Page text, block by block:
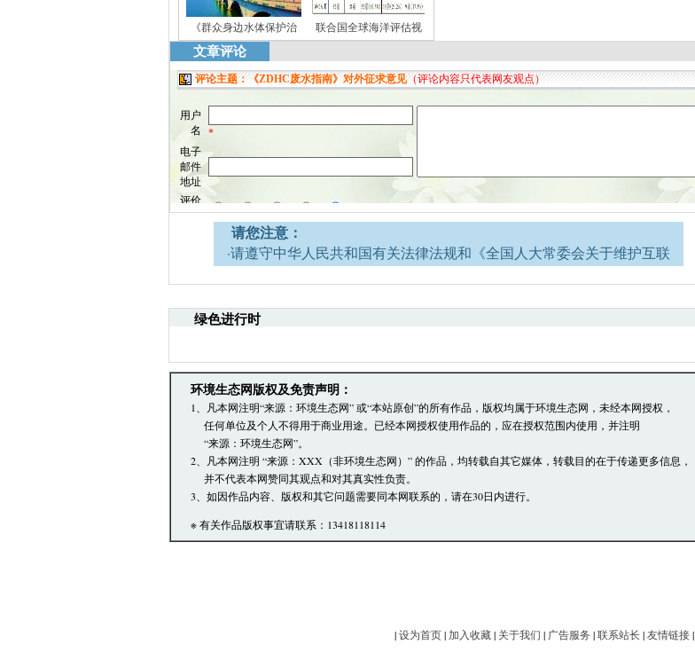
《群众身边水体保护治 联合国全球海洋评估视
文章评论
请您注意：
·请遵守中华人民共和国有关法律法规和《全国人大常委会关于维护互联
引起的法律责任。
·发表本评论即表明您已经阅读并接受上述条款，如您对管理有意见请向
文章跟帖管理员反映。
绿色进行时
环境生态网版权及免责声明：
1、凡本网注明“来源：环境生态网” 或“本站原创”的所有作品，版权均属于环境生态网，未经本网授权，
任何单位及个人不得用于商业用途。已经本网授权使用作品的，应在授权范围内使用，并注明
“来源：环境生态网”。
2、凡本网注明 “来源：XXX（非环境生态网）” 的作品，均转载自其它媒体，转载目的在于传递更多信息，
并不代表本网赞同其观点和对其真实性负责。
3、如因作品内容、版权和其它问题需要同本网联系的，请在30日内进行。
※ 有关作品版权事宜请联系：13418118114
|设为首页|加入收藏| 关于我们 | 广告服务 |联系站长 |友情链接|